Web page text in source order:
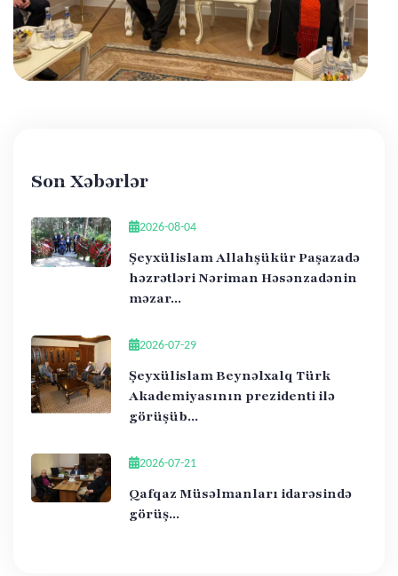
Son Xəbərlər
2026-08-04
Şeyxülislam Allahşükür Paşazadə
həzrətləri Nəriman Həsənzadənin
məzar...
2026-07-29
Şeyxülislam Beynəlxalq Türk
Akademiyasının prezidenti ilə
görüşüb...
2026-07-21
Qafqaz Müsəlmanları idarəsində
görüş...